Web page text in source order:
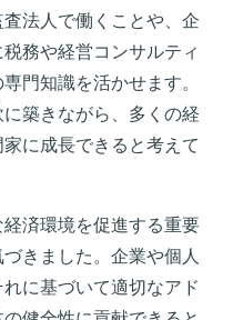
法人で働くことや、企
務や経営コンサルティ
門知識を活かせます。
築きながら、多くの経
に成長できると考えて
済環境を促進する重要
きました。企業や個人
に基づいて適切なアド